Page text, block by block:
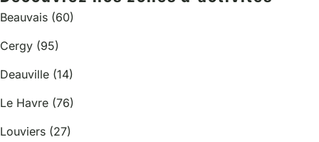
Beauvais (60)
Cergy (95)
Deauville (14)
Le Havre (76)
Louviers (27)